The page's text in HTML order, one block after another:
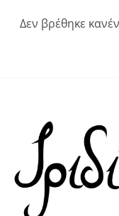
Δεν βρέθηκε